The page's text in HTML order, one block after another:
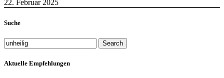
22. Februar 2025
Suche
Search
Aktuelle Empfehlungen